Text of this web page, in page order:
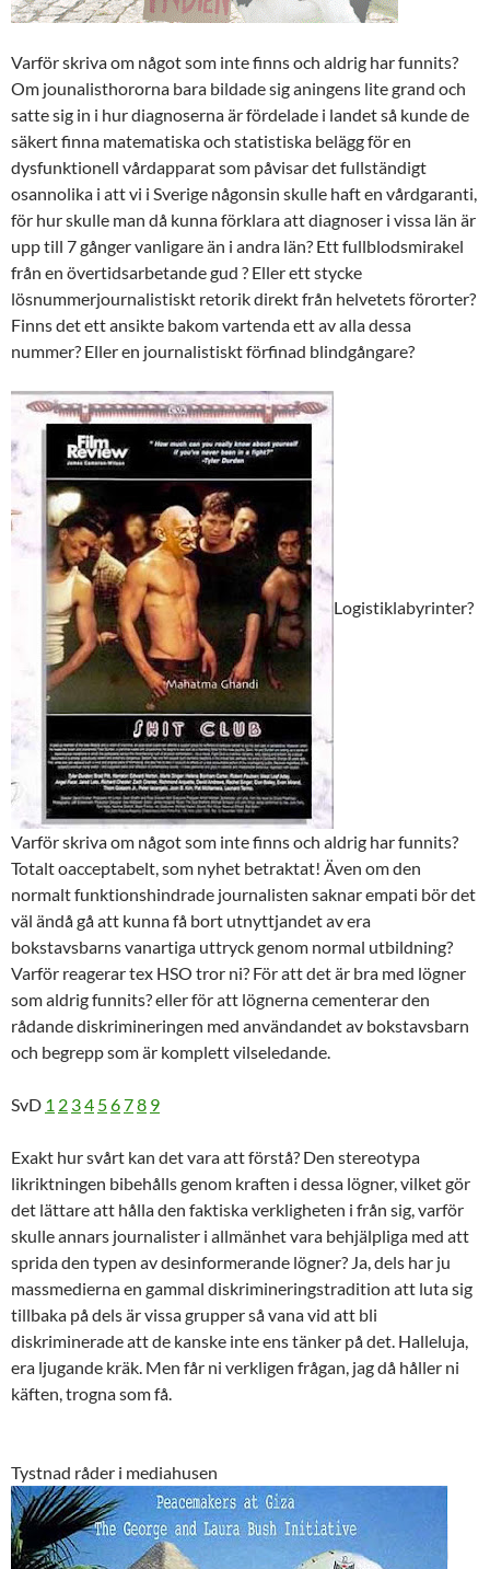
Varför skriva om något som inte finns och aldrig har funnits?
Om jounalisthororna bara bildade sig aningens lite grand och
satte sig in i hur diagnoserna är fördelade i landet så kunde de
säkert finna matematiska och statistiska belägg för en
dysfunktionell vårdapparat som påvisar det fullständigt
osannolika i att vi i Sverige någonsin skulle haft en vårdgaranti,
för hur skulle man då kunna förklara att diagnoser i vissa län är
upp till 7 gånger vanligare än i andra län? Ett fullblodsmirakel
från en övertidsarbetande gud ? Eller ett stycke
lösnummerjournalistiskt retorik direkt från helvetets förorter?
Finns det ett ansikte bakom vartenda ett av alla dessa
nummer? Eller en journalistiskt förfinad blindgångare?
Logistiklabyrinter?
Varför skriva om något som inte finns och aldrig har funnits?
Totalt oacceptabelt, som nyhet betraktat! Även om den
normalt funktionshindrade journalisten saknar empati bör det
väl ändå gå att kunna få bort utnyttjandet av era
bokstavsbarns vanartiga uttryck genom normal utbildning?
Varför reagerar tex HSO tror ni? För att det är bra med lögner
som aldrig funnits? eller för att lögnerna cementerar den
rådande diskrimineringen med användandet av bokstavsbarn
och begrepp som är komplett vilseledande.
SvD 1 2 34 5678 9
Exakt hur svårt kan det vara att förstå? Den stereotypa
likriktningen bibehålls genom kraften i dessa lögner, vilket gör
det lättare att hålla den faktiska verkligheten i från sig, varför
skulle annars journalister i allmänhet vara behjälpliga med att
sprida den typen av desinformerande lögner? Ja, dels har ju
massmedierna en gammal diskrimineringstradition att luta sig
tillbaka på dels är vissa grupper så vana vid att bli
diskriminerade att de kanske inte ens tänker på det. Halleluja,
era ljugande kräk. Men får ni verkligen frågan, jag då håller ni
käften, trogna som få.
Tystnad råder i mediahusen